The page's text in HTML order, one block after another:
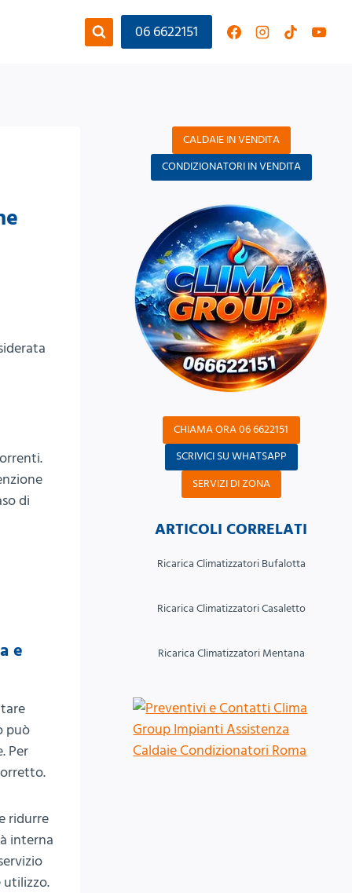
06 6622151
di
e
può
Per
ridurre
interna
CALDAIE IN VENDITA
CONDIZIONATORI IN VENDITA
CHIAMA ORA 06 6622151
SCRIVICI SU WHATSAPP
SERVIZI DI ZONA
ARTICOLI CORRELATI
Ricarica Climatizzatori Bufalotta
Ricarica Climatizzatori Casaletto
Ricarica Climatizzatori Mentana